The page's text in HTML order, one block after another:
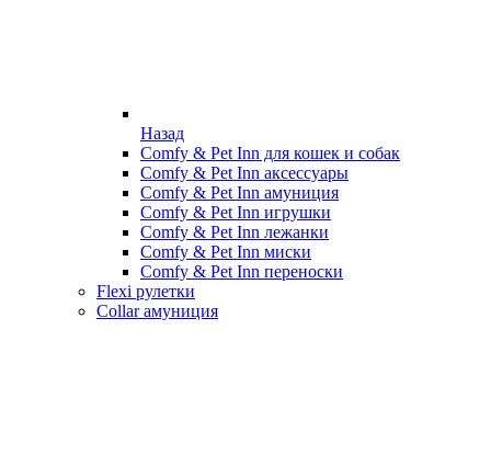
Назад
Comfy & Pet Inn для кошек и собак
Comfy & Pet Inn аксессуары
Comfy & Pet Inn амуниция
Comfy & Pet Inn игрушки
Comfy & Pet Inn лежанки
Comfy & Pet Inn миски
Comfy & Pet Inn переноски
Flexi рулетки
Collar амуниция